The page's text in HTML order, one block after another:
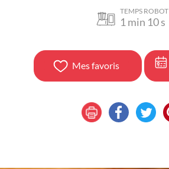
TEMPS ROBOT
1 min 10s
Mes favoris